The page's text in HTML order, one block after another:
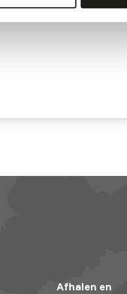
Afhalen en